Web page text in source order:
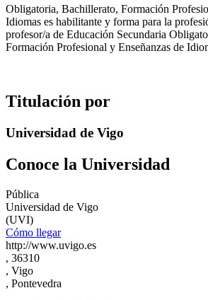
Obligatoria, Bachillerato, Formación
Idiomas es habilitante y forma para la
profesor/a de Educación Secundaria
Formación Profesional y Enseñanzas de
Titulación por
Universidad de Vigo
Conoce la Universidad
Pública
Universidad de Vigo
(UVI)
Cómo llegar
http://www.uvigo.es
, 36310
, Vigo
, Pontevedra